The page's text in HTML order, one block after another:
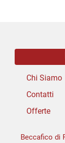
Chi Siamo
Contatti
Offerte
Beccafico di